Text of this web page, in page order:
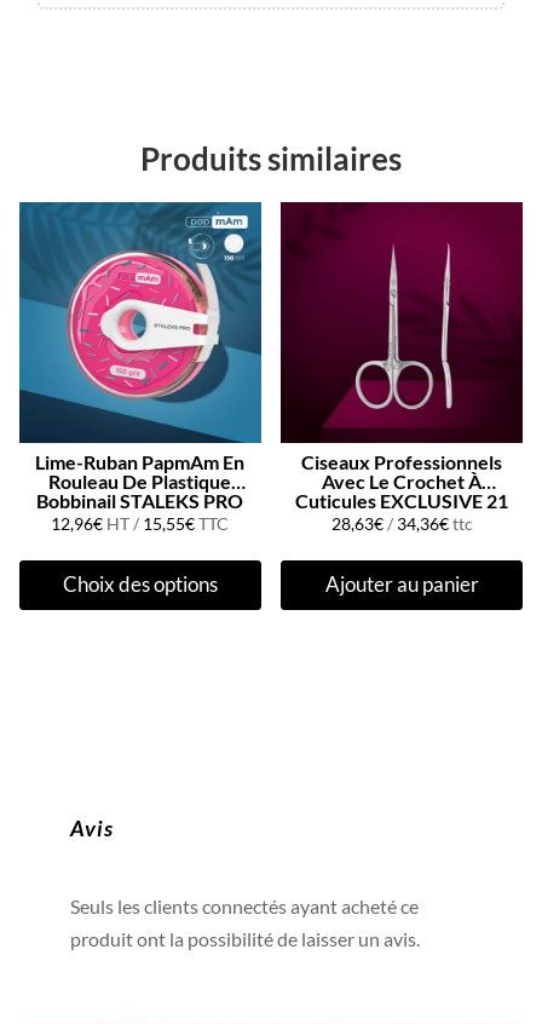
Produits similaires
Lime-Ruban PapmAm En
Rouleau De Plastique
Bobbinail STALEKS PRO
12,96€ HT / 15,55€TTC
Choix des options
a
la
page
Ciseaux Professionnels
Avec Le Crochet À
Cuticules EXCLUSIVE 21
TYPE 1
28,63€/ 34,36€ttc
Ajouter au panier
Avis
Seuls les clients connectés ayant acheté ce
produit ont la possibilité de laisser un avis.